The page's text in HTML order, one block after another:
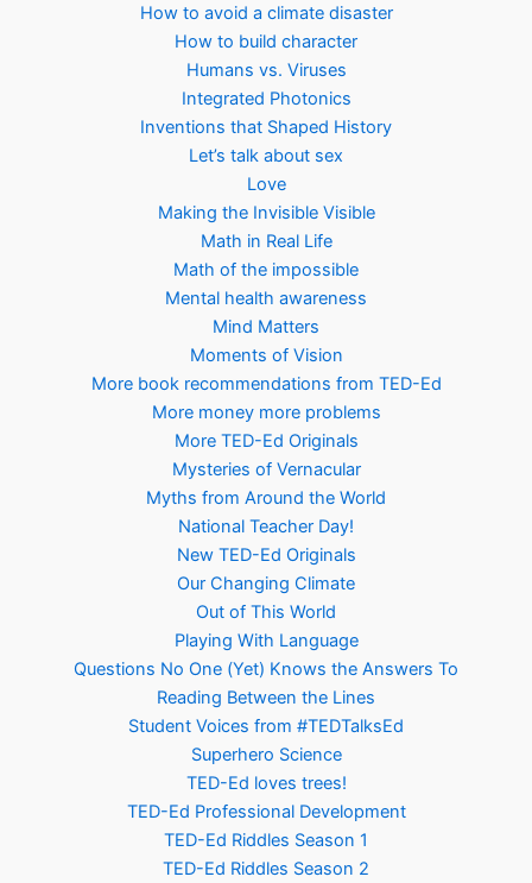
How to avoid a climate disaster
How to build character
Humans vs. Viruses
Integrated Photonics
Inventions that Shaped History
Let’s talk about sex
Love
Making the Invisible Visible
Math in Real Life
Math of the impossible
Mental health awareness
Mind Matters
Moments of Vision
More book recommendations from TED-Ed
More money more problems
More TED-Ed Originals
Mysteries of Vernacular
Myths from Around the World
National Teacher Day!
New TED-Ed Originals
Our Changing Climate
Out of This World
Playing With Language
Questions No One (Yet) Knows the Answers To
Reading Between the Lines
Student Voices from #TEDTalksEd
Superhero Science
TED-Ed loves trees!
TED-Ed Professional Development
TED-Ed Riddles Season 1
TED-Ed Riddles Season 2